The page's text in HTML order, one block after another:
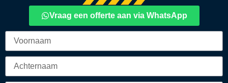
Vraag een offerte aan via WhatsApp